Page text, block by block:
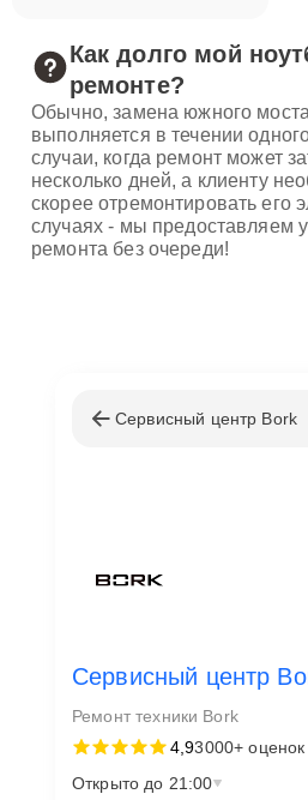
Как долго мой
ремонте?
Обычно, замена южного
выполняется в течении
случаи, когда ремонт может
несколько дней, а клиенту
скорее отремонтировать его
случаях - мы предоставляем
ремонта без очереди!
Сервисный центр Bork
Сервисный центр
Ремонт техники Bork
4,93000+ оценок
Открыто до 21:00